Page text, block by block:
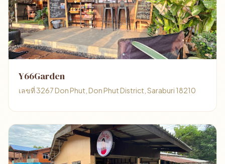
Y66​Garden​
เลขที่ 3267 Don Phut, Don Phut District, Saraburi 18210